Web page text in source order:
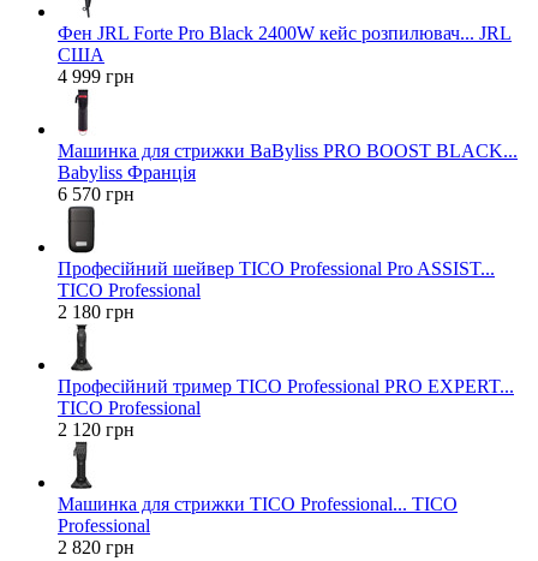
Фен JRL Forte Pro Black 2400W кейс розпилювач... JRL
США
4 999 грн
Машинка для стрижки BaByliss PRO BOOST BLACK...
Babyliss Франція
6 570 грн
Професійний шейвер TICO Professional Pro ASSIST...
TICO Professional
2 180 грн
Професійний тример TICO Professional PRO EXPERT...
TICO Professional
2 120 грн
Машинка для стрижки TICO Professional... TICO
Professional
2 820 грн